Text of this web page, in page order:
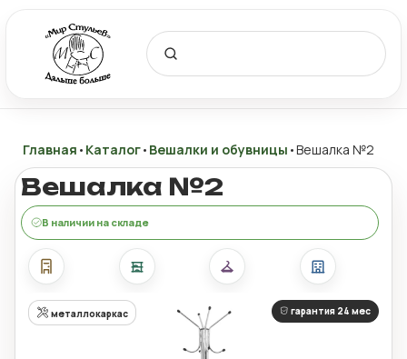
Главная • Каталог• Вешалки и обувницы •Вешалка №2
Вешалка №2
В наличии на складе
металлокаркас гарантия 24 мес